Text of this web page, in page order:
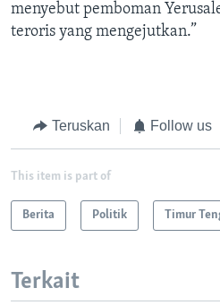
menyebut pemboman
teroris yang mengejutkan.”
Teruskan Follow us
This item is part of
Berita Politik Timur
Terkait